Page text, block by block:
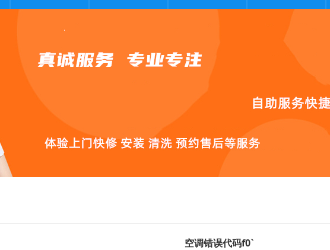
空调错误代码f0`